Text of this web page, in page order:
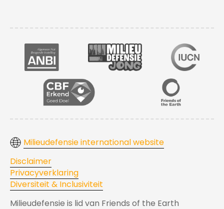
Milieudefensie international website
Disclaimer
Privacyverklaring
Diversiteit & Inclusiviteit
Milieudefensie is lid van Friends of the Earth